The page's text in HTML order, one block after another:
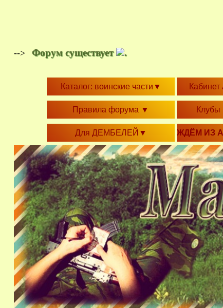
--> Форум существует .
Каталог: воинские части ▼
Правила форума ▼ Клубы
Для ДЕМБЕЛЕЙ ▼ ЖДЁМ ИЗ